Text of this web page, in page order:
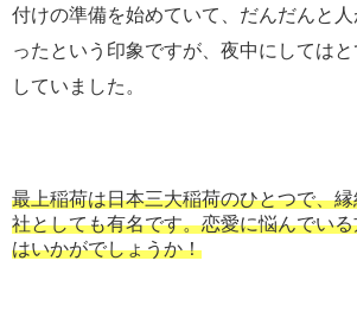
付けの準備を始めていて、だんだんと
ったという印象ですが、夜中にしては
していました。
最上稲荷は日本三大稲荷のひとつで、
社としても有名です。恋愛に悩んでい
はいかがでしょうか！